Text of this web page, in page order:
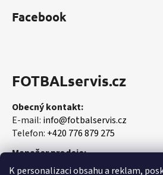
K personalizaci obsahu a reklam,
Facebook
FOTBALservis.cz
Obecný kontakt:
E-mail: info@fotbalservis.cz
Telefon: +420 776 879 275
Manažer prodeje:
Martin Vališ